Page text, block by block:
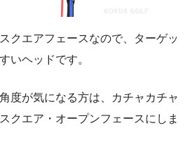
クエアフェースなので、ターゲッ
いヘッドです。
度が気になる方は、カチャカチャ
クエア・オープンフェースにしま